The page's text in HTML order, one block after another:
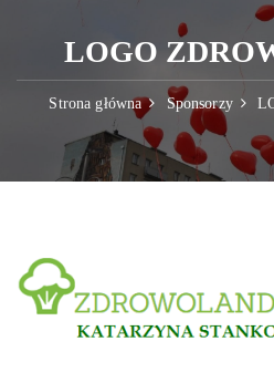
LOGO
Strona główna Sponsorzy